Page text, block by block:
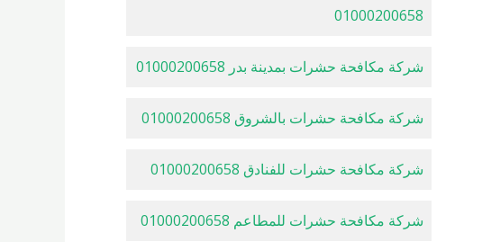
01000200658
شركة مكافحة حشرات بمدينة بدر 01000200658
شركة مكافحة حشرات بالشروق 01000200658
شركة مكافحة حشرات للفنادق 01000200658
شركة مكافحة حشرات للمطاعم 01000200658